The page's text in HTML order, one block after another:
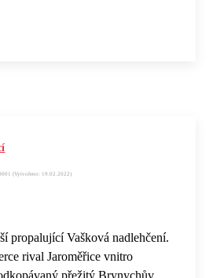
(Vytvořeno: 19.02.2022)
propalující Vašková nadlehčení.
rival Jaroměřice vnitro
přežitý Brynychův